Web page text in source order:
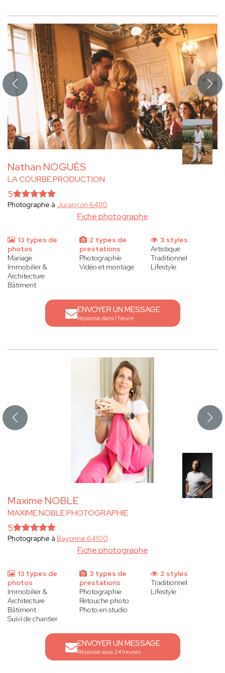
Nathan NOGUÈS
LA COURBE PRODUCTION
Fiche photographe
5
Photographe à Jurançon 64110
13 types de
photos
Mariage
Immobilier &
Architecture
Bâtiment
2 types de
prestations
Photographie
Vidéo et montage
3 styles
Artistique
Traditionnel
Lifestyle
ENVOYER UN MESSAGE
Réponse dans l'heure
Maxime NOBLE
MAXIME NOBLE PHOTOGRAPHIE
Fiche photographe
5
Photographe à Bayonne 64100
13 types de
photos
Immobilier &
Architecture
Bâtiment
Suivi de chantier
3 types de
prestations
Photographie
Retouche photo
Photo en studio
2 styles
Traditionnel
Lifestyle
ENVOYER UN MESSAGE
Réponse sous 24 heures